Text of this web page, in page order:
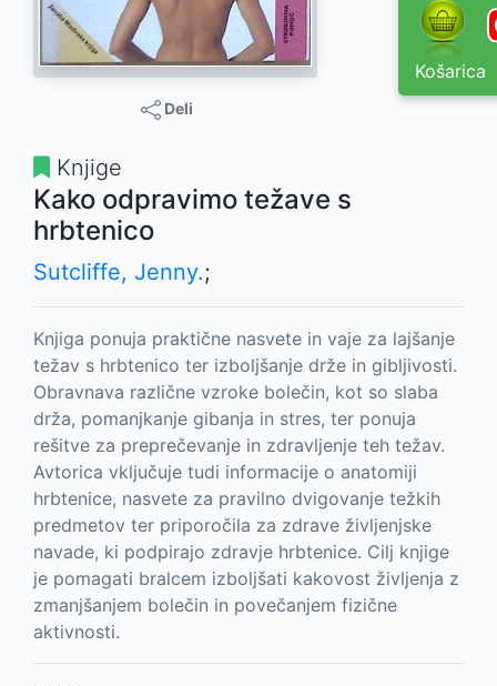
Košarica
Deli
Knjige
Kako odpravimo težave s
hrbtenico
Sutcliffe, Jenny.;
Knjiga ponuja praktične nasvete in vaje za lajšanje
težav s hrbtenico ter izboljšanje drže in gibljivosti.
Obravnava različne vzroke bolečin, kot so slaba
drža, pomanjkanje gibanja in stres, ter ponuja
rešitve za preprečevanje in zdravljenje teh težav.
Avtorica vključuje tudi informacije o anatomiji
hrbtenice, nasvete za pravilno dvigovanje težkih
predmetov ter priporočila za zdrave življenjske
navade, ki podpirajo zdravje hrbtenice. Cilj knjige
je pomagati bralcem izboljšati kakovost življenja z
zmanjšanjem bolečin in povečanjem fizične
aktivnosti.